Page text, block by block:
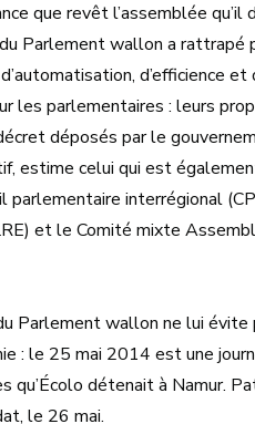
que revêt l’assemblée
du Parlement wallon a
d’automatisation, d’efficience
les parlementaires : leurs
déposés par le
estime celui qui est
parlementaire interrégional
et le Comité mixte
Parlement wallon ne lui évite
: le 25 mai 2014 est une
qu’Écolo détenait à Namur.
le 26 mai.